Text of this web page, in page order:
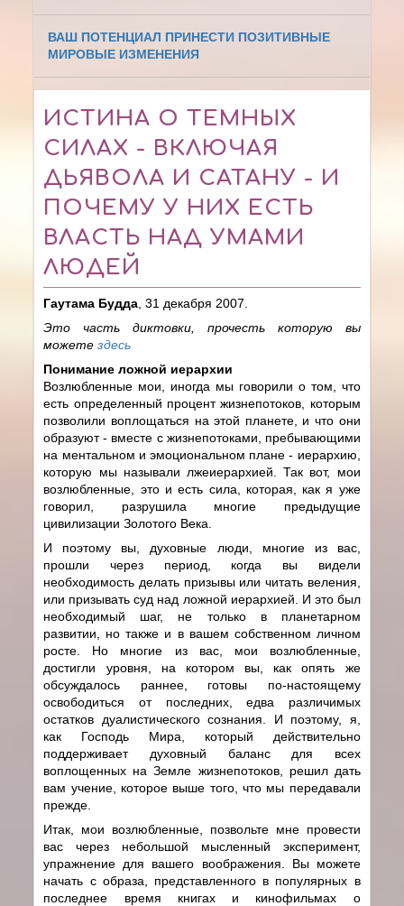
ВАШ ПОТЕНЦИАЛ ПРИНЕСТИ ПОЗИТИВНЫЕ
МИРОВЫЕ ИЗМЕНЕНИЯ
ИСТИНА О ТЕМНЫХ
СИЛАХ - ВКЛЮЧАЯ
ДЬЯВОЛА И САТАНУ - И
ПОЧЕМУ У НИХ ЕСТЬ
ВЛАСТЬ НАД УМАМИ
ЛЮДЕЙ
Гаутама Будда , 31 декабря 2007.
Это часть диктовки, прочесть которую вы
можетездесь
Понимание ложной иерархии
Возлюбленные мои, иногда мы говорили о том, что
есть определенный процент жизнепотоков, которым
позволили воплощаться на этой планете, и что они
образуют - вместе с жизнепотоками, пребывающими
на ментальном и эмоциональном плане - иерархию,
которую мы называли лжеиерархией. Так вот, мои
возлюбленные, это и есть сила, которая, как я уже
говорил, разрушила многие предыдущие
цивилизации Золотого Века.
И поэтому вы, духовные люди, многие из вас,
прошли через период, когда вы видели
необходимость делать призывы или читать веления,
или призывать суд над ложной иерархией. И это был
необходимый шаг, не только в планетарном
развитии, но также и в вашем собственном личном
росте. Но многие из вас, мои возлюбленные,
достигли уровня, на котором вы, как опять же
обсуждалось раннее, готовы по-настоящему
освободиться от последних, едва различимых
остатков дуалистического сознания. И поэтому, я,
как Господь Мира, который действительно
поддерживает духовный баланс для всех
воплощенных на Земле жизнепотоков, решил дать
вам учение, которое выше того, что мы передавали
прежде.
Итак, мои возлюбленные, позвольте мне провести
вас через небольшой мысленный эксперимент,
упражнение для вашего воображения. Вы можете
начать с образа, представленного в популярных в
последнее время книгах и кинофильмах о